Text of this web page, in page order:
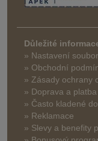
Důležité
» Nastavení
» Obchodní
» Zásady ochrany
» Doprava a platba
» Často kladené
» Reklamace
» Slevy a benefity